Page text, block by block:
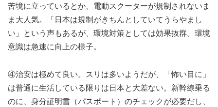
苦境に立っているとか、電動スクーターが規制されないま
ま大人気。「日本は規制がきちんとしていてうらやまし
い」という声もあるが、環境対策としては効果抜群。環境
意識は急速に向上の様子。
④治安は極めて良い。スリは多いようだが、「怖い目に」
は普通に生活している限りは日本と大差ない。新幹線乗る
のに、身分証明書（パスポート）のチェックが必要だし、